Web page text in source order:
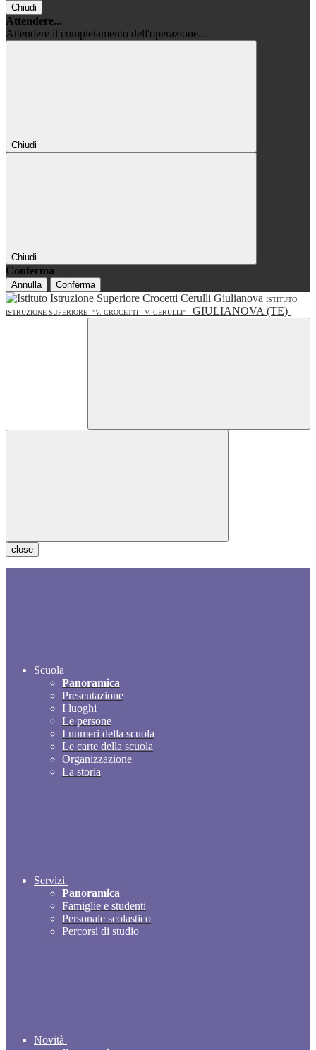
Chiudi
Attendere...
Attendere il completamento dell'operazione...
Chiudi
Chiudi
Conferma
Annulla Conferma
ISTITUTO
ISTRUZIONE SUPERIORE
"V. CROCETTI - V. CERULLI" GIULIANOVA (TE)
close
Scuola
Panoramica
Presentazione
I luoghi
Le persone
I numeri della scuola
Le carte della scuola
Organizzazione
La storia
Servizi
Panoramica
Famiglie e studenti
Personale scolastico
Percorsi di studio
Novità